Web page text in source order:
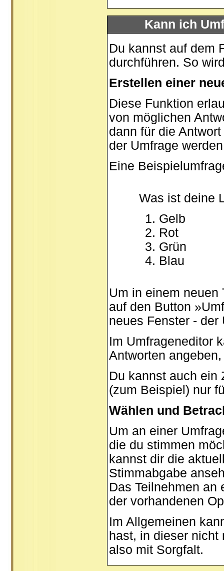
Kann ich
Du kannst auf dem
durchführen. So
Erstellen einer
Diese Funktion
von möglichen
dann für die
der Umfrage
Eine
Was ist deine
Gelb
Rot
Grün
Blau
Um in einem
auf den Button
neues Fenster - der
Im Umfrageneditor
Antworten
Du kannst auch ein
(zum Beispiel) nur
Wählen und
Um an einer
die du stimmen
kannst dir die
Stimmabgabe
Das Teilnehmen an
der vorhandenen
Im Allgemeinen
hast, in dieser nicht
also mit Sorgfalt.